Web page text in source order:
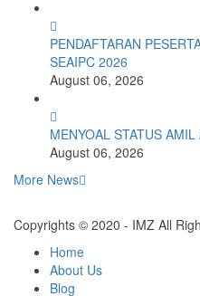
PENDAFTARAN
SEAIPC 2026
August 06, 2026
MENYOAL STATUS
August 06, 2026
More News
Copyrights © 2020 - IMZ All
Home
About Us
Blog